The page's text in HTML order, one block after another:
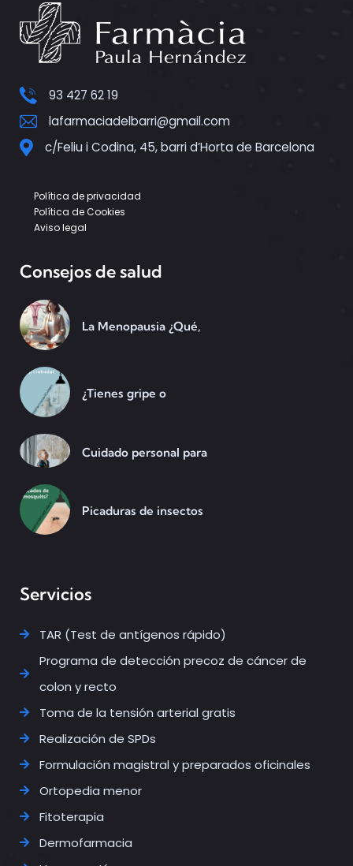
93 427 62 19
lafarmaciadelbarri@gmail.com
c/Feliu i Codina, 45, barri d’Horta de Barcelona
Política de privacidad
Política de Cookies
Aviso legal
Consejos de salud
La Menopausia ¿Qué,
¿Tienes gripe o
Cuidado personal para
Picaduras de insectos
Servicios
TAR (Test de antígenos rápido)
Programa de detección precoz de cáncer de
colon y recto
Toma de la tensión arterial gratis
Realización de SPDs
Formulación magistral y preparados oficinales
Ortopedia menor
Fitoterapia
Dermofarmacia